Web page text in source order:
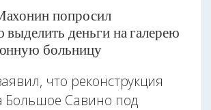
попросил
деньги на галерею
больницу
что реконструкция
Большое Савино под